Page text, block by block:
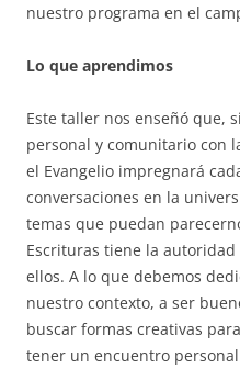
nuestro programa en el
Lo que aprendimos
Este taller nos enseñó que,
personal y comunitario con
el Evangelio impregnará
conversaciones en la
temas que puedan
Escrituras tiene la
ellos. A lo que debemos
nuestro contexto, a ser
buscar formas creativas
tener un encuentro